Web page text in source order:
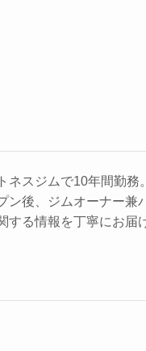
ネスジムで10年間勤務。
ン後、ジムオーナー兼
する情報を丁寧にお届